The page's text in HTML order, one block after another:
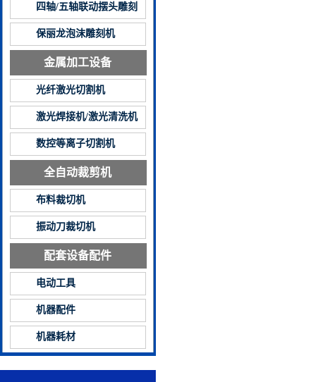
四轴/五轴联动摆头雕刻
机
保丽龙泡沫雕刻机
金属加工设备
光纤激光切割机
激光焊接机/激光清洗机
数控等离子切割机
全自动裁剪机
布料裁切机
振动刀裁切机
配套设备配件
电动工具
机器配件
机器耗材